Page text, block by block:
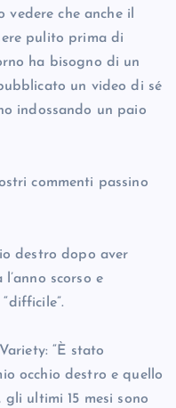
vedere che anche il
pulito prima di
ha bisogno di un
un video di sé
indossando un paio
commenti passino
destro dopo aver
scorso e
“È stato
occhio destro e quello
ultimi 15 mesi sono